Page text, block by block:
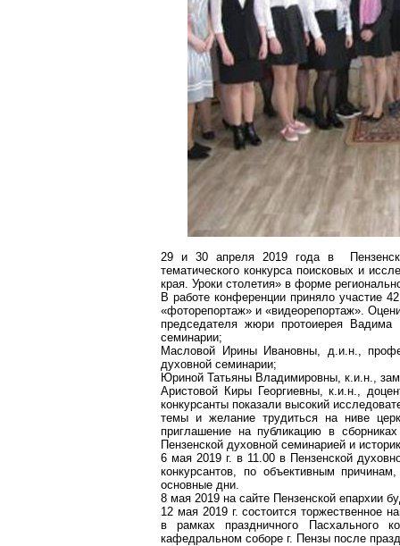
29 и 30 апреля 2019 года в
тематического конкурса поисковых и
края. Уроки столетия» в форме
В работе конференции приняло участие
«фоторепортаж» и «видеорепортаж».
председателя жюри протоиерея Вадима
семинарии;
Масловой Ирины Ивановны, д.и.н.,
духовной семинарии;
Юриной Татьяны Владимировны, к.и.н.,
Аристовой Киры Георгиевны,к.и.н.,
конкурсанты показали высокий
темы и желание трудиться на ниве
приглашение на публикацию в
Пензенской духовной семинарией и
6 мая 2019 г. в 11.00 в Пензенской
конкурсантов, по объективным
основные дни.
8 мая 2019 на сайте Пензенской епархии
12 мая 2019 г. состоится торжественное
в рамках праздничного Пасхального
кафедральном соборе г. Пензы после